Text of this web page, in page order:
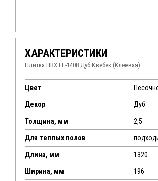
ХАРАКТЕРИСТИКИ
Плитка ПВХ FF-1408 Дуб Квебек (Клеевая)
Цвет
Декор Дуб
Толщина, мм 2,5
Для теплых полов
Длина, мм 1320
Ширина, мм 196